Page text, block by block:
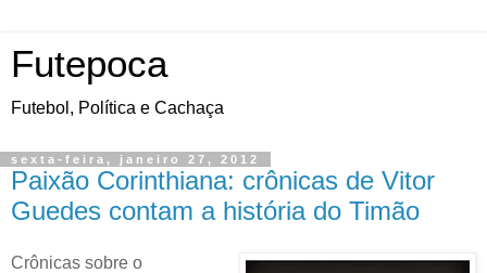
Futepoca
Futebol, Política e Cachaça
sexta-feira, janeiro 27, 2012
Paixão Corinthiana: crônicas de Vitor
Guedes contam a história do Timão
Crônicas sobre o